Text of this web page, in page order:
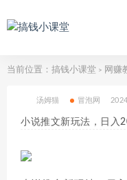
当前位置： 搞钱小课堂 > 网赚
汤姆猫 冒泡网
小说推文新玩法，日入